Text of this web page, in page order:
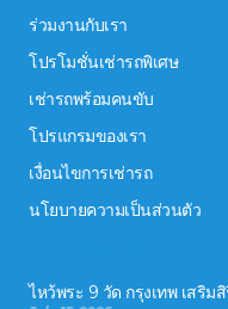
ร่วมงานกับเรา
โปรโมชั่นเช่ารถพิเศษ
เช่ารถพร้อมคนขับ
โปรแกรมของเรา
เงื่อนไขการเช่ารถ
นโยบายความเป็นส่วนตัว
ไหว้พระ 9 วัด กรุงเทพ เสริม